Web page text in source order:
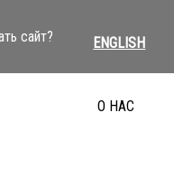
сайт? ENGLISH
О НАС